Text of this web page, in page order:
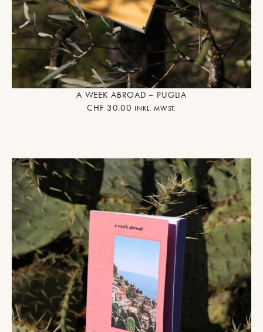
A WEEK ABROAD – PUGLIA
CHF 30.00 INKL. MWST.